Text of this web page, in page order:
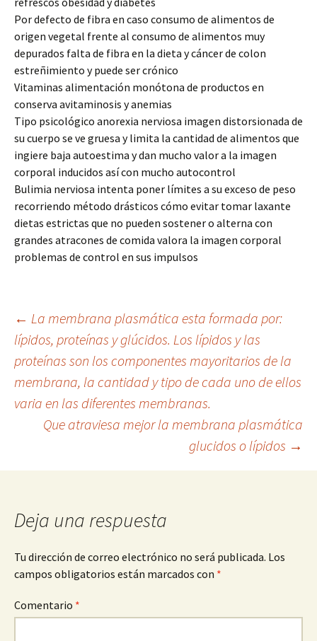
Por defecto de fibra en caso consumo de alimentos de
origen vegetal frente al consumo de alimentos muy
depurados falta de fibra en la dieta y cáncer de colon
estreñimiento y puede ser crónico
Vitaminas alimentación monótona de productos en
conserva avitaminosis y anemias
Tipo psicológico anorexia nerviosa imagen distorsionada de
su cuerpo se ve gruesa y limita la cantidad de alimentos que
ingiere baja autoestima y dan mucho valor a la imagen
corporal inducidos así con mucho autocontrol
Bulimia nerviosa intenta poner límites a su exceso de peso
recorriendo método drásticos cómo evitar tomar laxante
dietas estrictas que no pueden sostener o alterna con
grandes atracones de comida valora la imagen corporal
problemas de control en sus impulsos
Navegación
de
entradas
← La membrana plasmática esta formada por:
lípidos, proteínas y glúcidos. Los lípidos y las
proteínas son los componentes mayoritarios de la
membrana, la cantidad y tipo de cada uno de ellos
varia en las diferentes membranas.
Que atraviesa mejor la membrana plasmática
glucidos o lípidos →
Deja una respuesta
Tu dirección de correo electrónico no será publicada. Los
campos obligatorios están marcados con *
Comentario *